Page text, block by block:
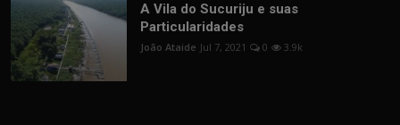
A Vila do Sucuriju e suas
Particularidades
João Ataide Jul 7, 2021 0 3.9k